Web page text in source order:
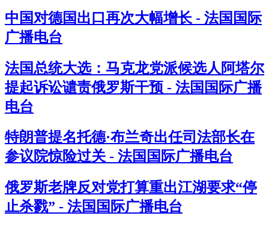
中国对德国出口再次大幅增长 - 法国国际
广播电台
法国总统大选：马克龙党派候选人阿塔尔
提起诉讼谴责俄罗斯干预 - 法国国际广播
电台
特朗普提名托德·布兰奇出任司法部长在
参议院惊险过关 - 法国国际广播电台
俄罗斯老牌反对党打算重出江湖要求“停
止杀戮” - 法国国际广播电台